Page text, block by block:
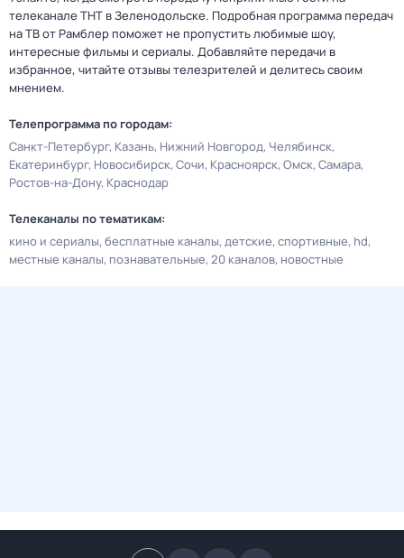
телеканале ТНТ в Зеленодольске. Подробная программа передач
на ТВ от Рамблер поможет не пропустить любимые шоу,
интересные фильмы и сериалы. Добавляйте передачи в
избранное, читайте отзывы телезрителей и делитесь своим
мнением.
Телепрограмма по городам:
Санкт-Петербург Казань Нижний Новгород Челябинск
Екатеринбург Новосибирск Сочи Красноярск Омск Самара
Ростов-на-Дону Краснодар
Телеканалы по тематикам:
кино и сериалы бесплатные каналы детские спортивные hd
местные каналы познавательные 20 каналов новостные